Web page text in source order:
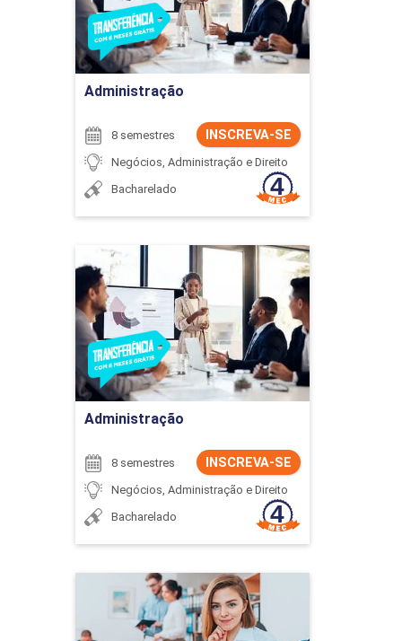
Administração
INSCREVA-SE
8 semestres
Negócios, Administração e Direito
Bacharelado
Ir para Inscrição
Administração
INSCREVA-SE
8 semestres
Negócios, Administração e Direito
Bacharelado
Administração
Detalhes do curso
Ir para Inscrição
Administração
Detalhes do curso